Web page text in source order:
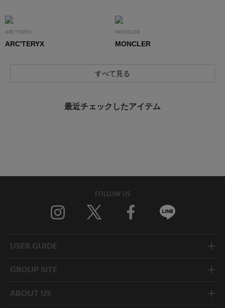
ARC'TERYX
ARC'TERYX
MONCLER
MONCLER
すべて見る
最近チェックしたアイテム
FOLLOW US
USER GUIDE
GROUP SITE
ABOUT US